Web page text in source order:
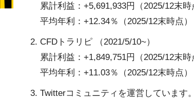
累計利益：+5,691,933円（2025/12末時
平均年利：+12.34％（2025/12末時点）
CFDトラリピ （2021/5/10~）
累計利益：+1,849,751円（2025/12末時
平均年利：+11.03％（2025/12末時点）
Twitterコミュニティを運営しています。